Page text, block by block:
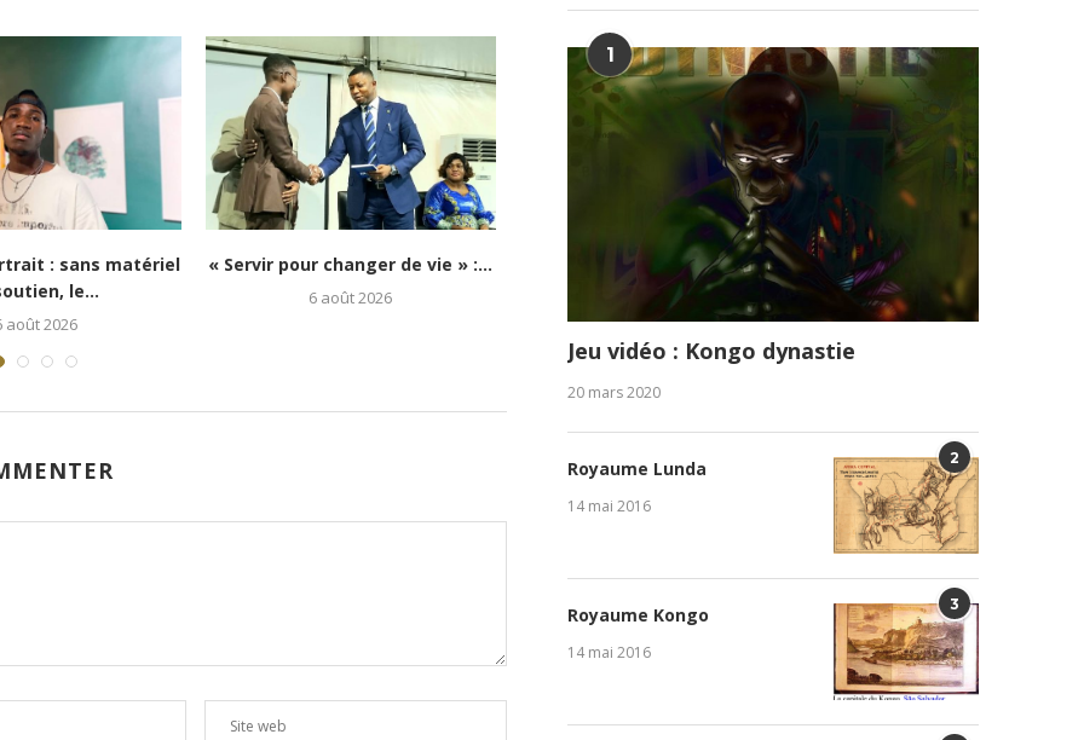
: Kongo 26Street
espoir aux enfants...
5 août 2026
Festival Congo Mboka Vibe : la
jeunesse kinoise...
GENOCOST : la diaspora
congolaise refuse l’oubli et...
1 août 2026
responsabilités
31 juillet 2026
1
Jeu vidéo : Kongo dynastie
20 mars 2020
2
Royaume Lunda
14 mai 2016
3
Royaume Kongo
14 mai 2016